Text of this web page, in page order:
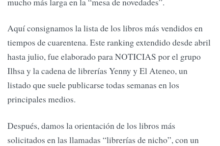
Aquí consignamos la lista de los libros más vendidos en
tiempos de cuarentena. Este ranking extendido desde abril
hasta julio, fue elaborado para NOTICIAS por el grupo
Ilhsa y la cadena de librerías Yenny y El Ateneo, un
listado que suele publicarse todas semanas en los
principales medios.
Después, damos la orientación de los libros más
solicitados en las llamadas “librerías de nicho”, con un